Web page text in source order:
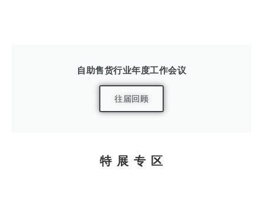
自助售货行业年度工作会议
往届回顾
特 展 专 区